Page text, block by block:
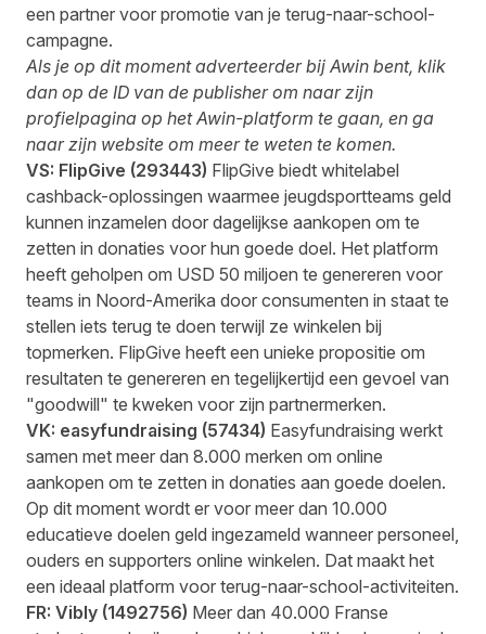
een partner voor promotie van je terug-naar-school-
campagne.
Als je op dit moment adverteerder bij Awin bent, klik
dan op de ID van de publisher om naar zijn
profielpagina op het Awin-platform te gaan, en ga
naar zijn website om meer te weten te komen.
VS: FlipGive (293443) FlipGive biedt whitelabel
cashback-oplossingen waarmee jeugdsportteams geld
kunnen inzamelen door dagelijkse aankopen om te
zetten in donaties voor hun goede doel. Het platform
heeft geholpen om USD 50 miljoen te genereren voor
teams in Noord-Amerika door consumenten in staat te
stellen iets terug te doen terwijl ze winkelen bij
topmerken. FlipGive heeft een unieke propositie om
resultaten te genereren en tegelijkertijd een gevoel van
"goodwill" te kweken voor zijn partnermerken.
VK: easyfundraising (57434) Easyfundraising werkt
samen met meer dan 8.000 merken om online
aankopen om te zetten in donaties aan goede doelen.
Op dit moment wordt er voor meer dan 10.000
educatieve doelen geld ingezameld wanneer personeel,
ouders en supporters online winkelen. Dat maakt het
een ideaal platform voor terug-naar-school-activiteiten.
FR: Vibly (1492756) Meer dan 40.000 Franse